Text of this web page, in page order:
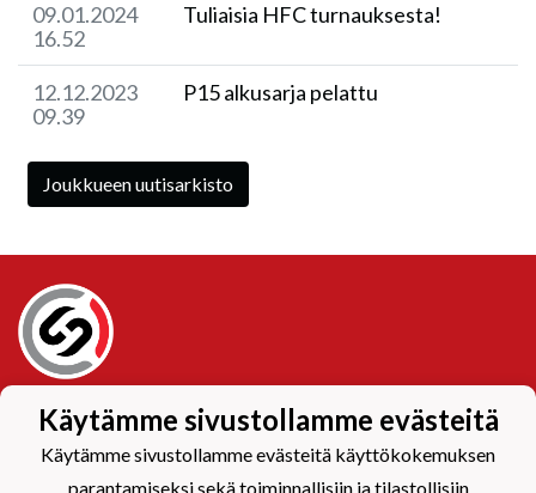
09.01.2024
16.52
Tuliaisia HFC turnauksesta!
12.12.2023
09.39
P15 alkusarja pelattu
Joukkueen uutisarkisto
Tietosuojaseloste
Käytämme sivustollamme evästeitä
Käytämme sivustollamme evästeitä käyttökokemuksen
parantamiseksi sekä toiminnallisiin ja tilastollisiin